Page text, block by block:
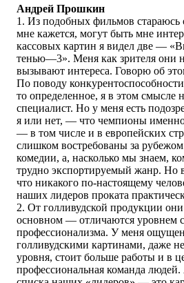
Андрей Прошкин
1. Из подобных фильмов стараюсь
мне кажется, могут быть мне
кассовых картин я видел две —
тенью—3». Меня как зрителя они
вызывают интереса. Говорю об
По поводу
то определенное, я в этом смысле
специалист. Но у меня есть
я или нет, — что чемпионы
— в том числе и в европейских
слишком востребованы за
комедии, а, насколько мы знаем,
трудно экспортируемый жанр. Но
что никакого по-настоящему
наших лидеров проката
2. От голливудской продукции
основном — отличаются уровнем
профессионализма. У меня
голливудскими картинами, даже
уровня, стоит больше работы и в
профессиональная команда